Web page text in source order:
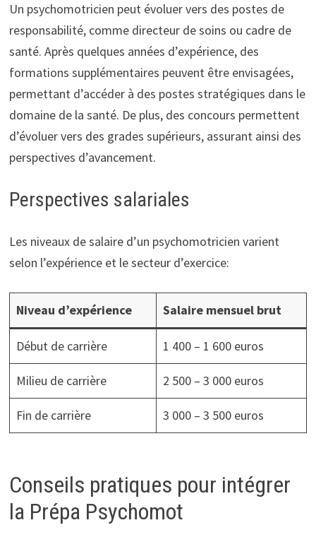
Un psychomotricien peut évoluer vers des postes de
responsabilité, comme directeur de soins ou cadre de
santé. Après quelques années d’expérience, des
formations supplémentaires peuvent être envisagées,
permettant d’accéder à des postes stratégiques dans le
domaine de la santé. De plus, des concours permettent
d’évoluer vers des grades supérieurs, assurant ainsi des
perspectives d’avancement.
Perspectives salariales
Les niveaux de salaire d’un psychomotricien varient
selon l’expérience et le secteur d’exercice:
Niveau d’expérience Salaire mensuel brut
Début de carrière 1 400 – 1 600 euros
Milieu de carrière 2 500 – 3 000 euros
Fin de carrière 3 000 – 3 500 euros
Conseils pratiques pour intégrer
la Prépa Psychomot